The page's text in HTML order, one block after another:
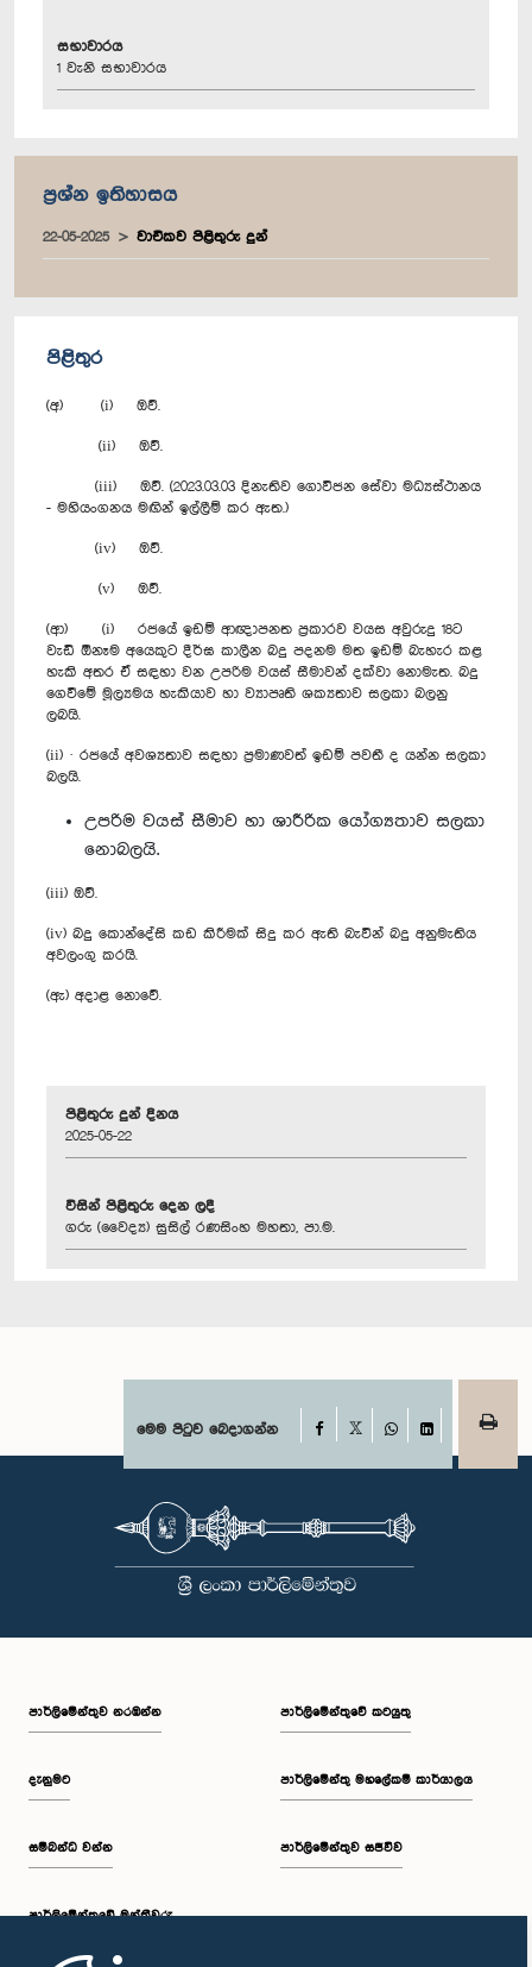
සභාවාරය
1 වැනි සභාවාරය
ප්‍රශ්න ඉතිහාසය
22-05-2025 වාචිකව පිළිතුරු දුන්
පිළිතුර
(අ) (i) ඔව්.
(ii) ඔව්.
(iii) ඔව්. (2023.03.03 දිනැතිව ගොවිජන සේවා මධ්‍යස්ථානය
- මහියංගනය මඟින් ඉල්ලීම් කර ඇත.)
(iv) ඔව්.
(v) ඔව්.
(ආ) (i) රජයේ ඉඩම් ආඥාපනත ප්‍රකාරව වයස අවුරුදු 18ට
වැඩි ඕනෑම ‍අයෙකුට දීර්ඝ කාලීන බදු පදනම මත ඉඩම් බැහැර කළ
හැකි අතර ඒ සඳහා වන උපරිම වයස් සීමාවන් දක්වා නොමැත. බදු
ගෙවීමේ මූල්‍යමය හැකියාව හා ව්‍යාපෘති ශක්‍යතාව සලකා බලනු
ලබයි.
(ii) · රජයේ අවශ්‍යතාව සඳහා ප්‍රමාණවත් ඉඩම් පවතී ද යන්න සලකා
බලයි.
උපරිම වයස් සීමාව හා ශාරීරික යෝග්‍යතාව සලකා
නොබලයි.
(iii) ඔව්.
(iv) බදු කොන්දේසි කඩ කිරීමක් සිදු කර ඇති බැවින් බදු අනුමැතිය
අවලංගු කරයි.
(ඇ) අදාළ නොවේ.
පිළිතුරු දුන් දිනය
2025-05-22
විසින් පිළිතුරු දෙන ලදී
ගරු (වෛද්‍ය) සුසිල් රණසිංහ මහතා, පා.ම.
මෙම පිටුව බෙදාගන්න Facebook
WhatsAppLinkedIn
පාර්ලි‌මේන්තුව නරඹන්න
දැනුමට
සම්බන්ධ වන්න
පාර්ලි‌මේන්තුවේ මන්ත්‍රීවරු
පාර්ලිමේන්තුවේ කටයුතු
පාර්ලිමේන්තු මහලේකම් කාර්යාලය
පාර්ලිමේන්තුව සජීවීව